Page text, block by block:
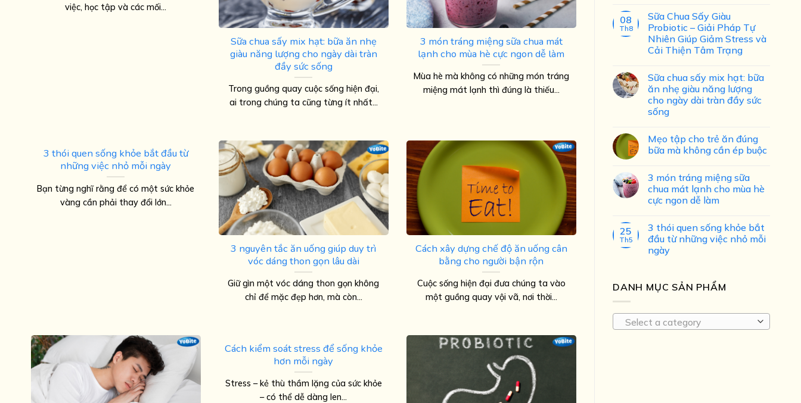
việc, học tập và các mối...
Sữa chua sấy mix hạt: bữa ăn nhẹ
giàu năng lượng cho ngày dài tràn
đầy sức sống
Trong guồng quay cuộc sống hiện đại,
ai trong chúng ta cũng từng ít nhất...
3 món tráng miệng sữa chua mát
lạnh cho mùa hè cực ngon dễ làm
Mùa hè mà không có những món tráng
miệng mát lạnh thì đúng là thiếu...
3 thói quen sống khỏe bắt đầu từ
những việc nhỏ mỗi ngày
Bạn từng nghĩ rằng để có một sức khỏe
vàng cần phải thay đổi lớn...
3 nguyên tắc ăn uống giúp duy trì
vóc dáng thon gọn lâu dài
Giữ gìn một vóc dáng thon gọn không
chỉ để mặc đẹp hơn, mà còn...
Cách xây dựng chế độ ăn uống cân
bằng cho người bận rộn
Cuộc sống hiện đại đưa chúng ta vào
một guồng quay vội vã, nơi thời...
Cách kiểm soát stress để sống khỏe
hơn mỗi ngày
Stress – kẻ thù thầm lặng của sức khỏe
– có thể dễ dàng len...
08
Th8
Sữa Chua Sấy Giàu
Probiotic – Giải Pháp Tự
Nhiên Giúp Giảm Stress và
Cải Thiện Tâm Trạng
Sữa chua sấy mix hạt: bữa
ăn nhẹ giàu năng lượng
cho ngày dài tràn đầy sức
sống
Mẹo tập cho trẻ ăn đúng
bữa mà không cần ép buộc
3 món tráng miệng sữa
chua mát lạnh cho mùa hè
cực ngon dễ làm
25
Th5
3 thói quen sống khỏe bắt
đầu từ những việc nhỏ mỗi
ngày
DANH MỤC SẢN PHẨM
Select a category